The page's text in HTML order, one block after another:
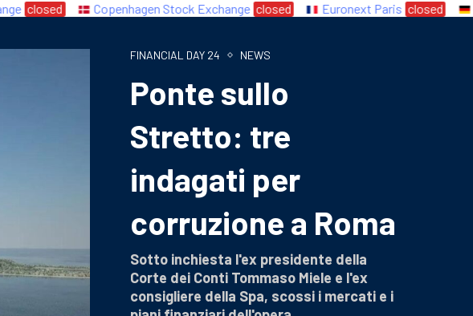
closed Copenhagen Stock Exchange closed Euronext Paris closed
FINANCIAL DAY 24 NEWS
Ponte sullo
Stretto: tre
indagati per
corruzione a Roma
Sotto inchiesta l'ex presidente della
Corte dei Conti Tommaso Miele e l'ex
consigliere della Spa, scossi i mercati e i